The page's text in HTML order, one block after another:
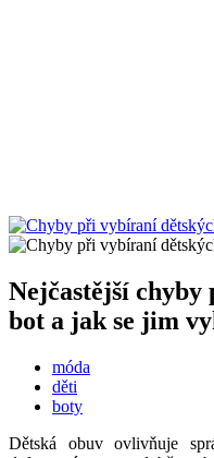
Nejčastější
bot a jak se jim
móda
děti
boty
Dětská obuv ovlivňuje